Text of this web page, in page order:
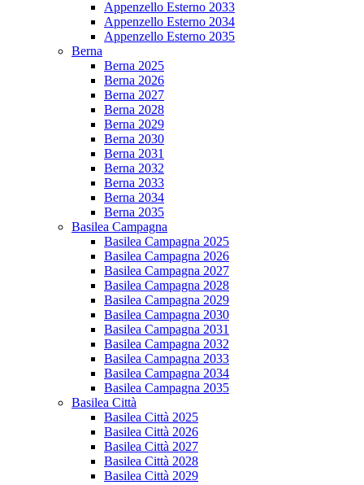
Appenzello Esterno 2033
Appenzello Esterno 2034
Appenzello Esterno 2035
Berna
Berna 2025
Berna 2026
Berna 2027
Berna 2028
Berna 2029
Berna 2030
Berna 2031
Berna 2032
Berna 2033
Berna 2034
Berna 2035
Basilea Campagna
Basilea Campagna 2025
Basilea Campagna 2026
Basilea Campagna 2027
Basilea Campagna 2028
Basilea Campagna 2029
Basilea Campagna 2030
Basilea Campagna 2031
Basilea Campagna 2032
Basilea Campagna 2033
Basilea Campagna 2034
Basilea Campagna 2035
Basilea Città
Basilea Città 2025
Basilea Città 2026
Basilea Città 2027
Basilea Città 2028
Basilea Città 2029